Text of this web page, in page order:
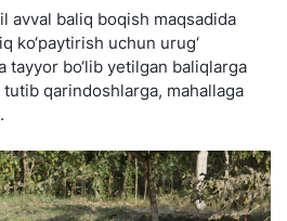
avval baliq boqish maqsadida
ko‘paytirish uchun urug‘
tayyor bo‘lib yetilgan baliqlarga
tutib qarindoshlarga, mahallaga